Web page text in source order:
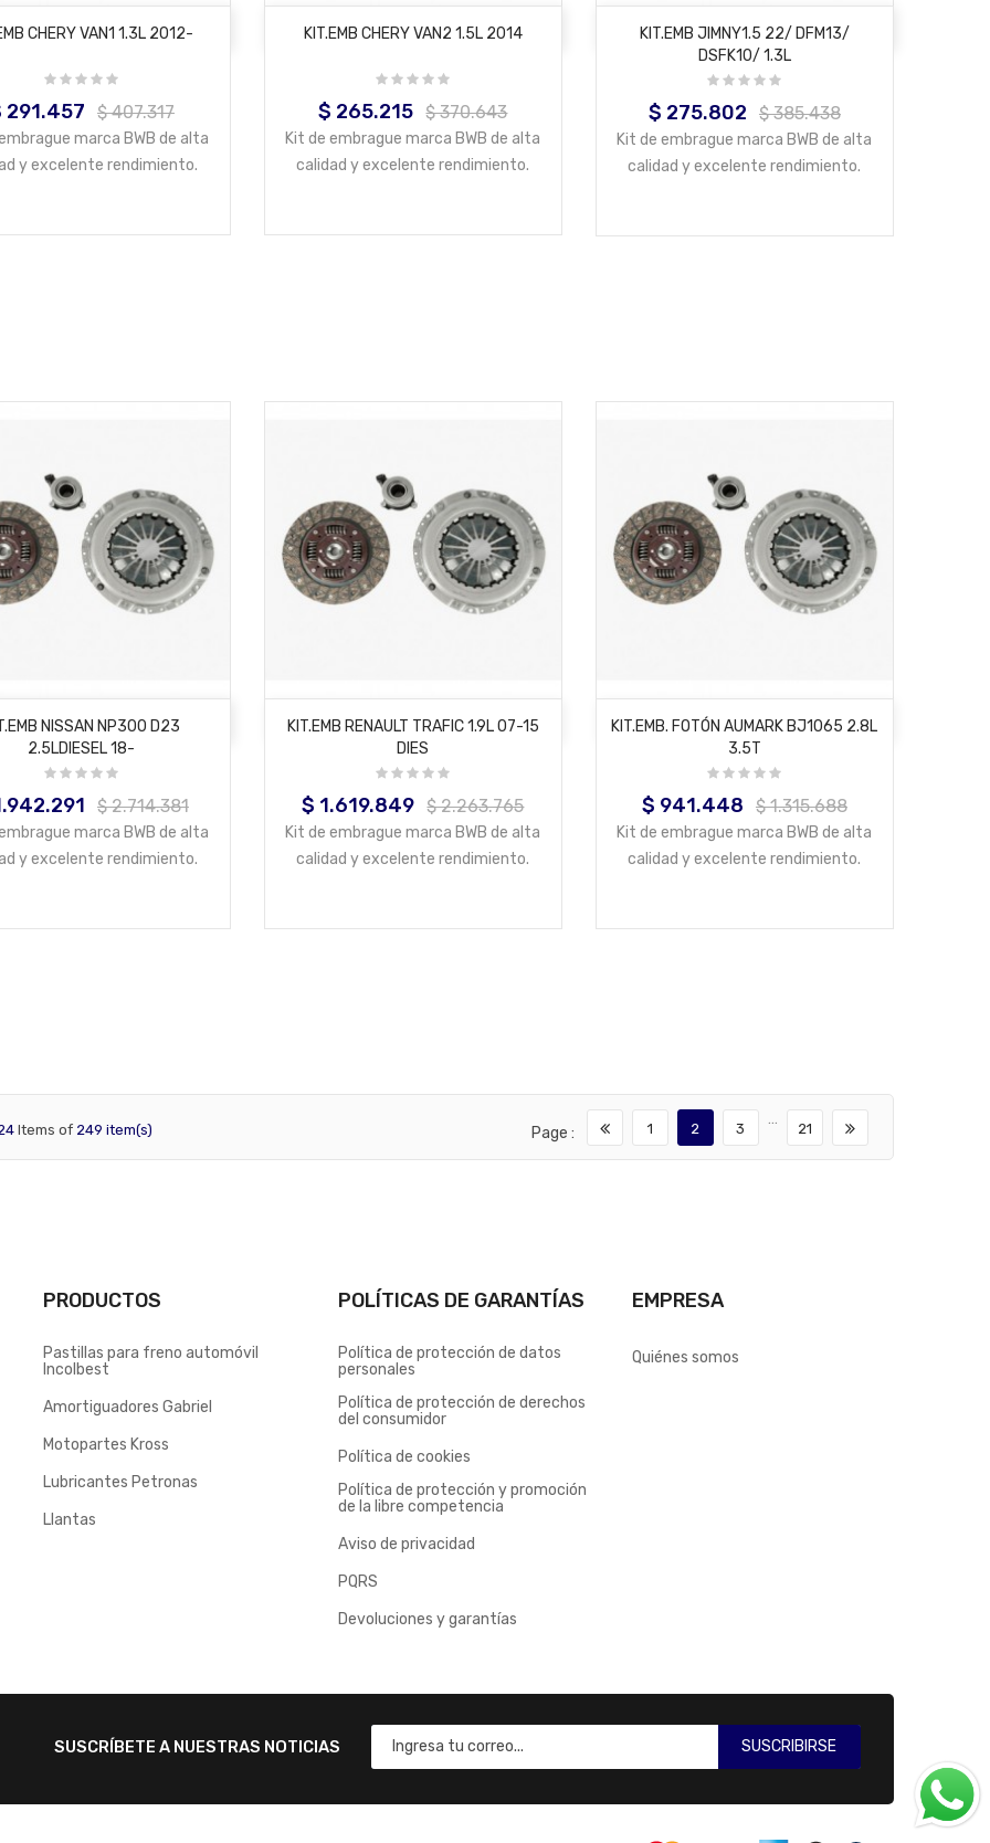
AÑADIR AL CARRITO
CHERY VAN1 1.3L 2012-
291.457
Precio
base
$ 407.317
marca BWB de alta
y excelente rendimiento.
AÑADIR AL CARRITO
KIT.EMB CHERY VAN2 1.5L 2014
Precio
$ 265.215
Precio
base
$ 370.643
Kit de embrague marca BWB de alta
calidad y excelente rendimiento.
AÑADIR AL CARRITO
KIT.EMB JIMNY1.5 22/ DFM13/
DSFK10/ 1.3L
Precio
$ 275.802
Precio
base
$ 385.438
Kit de embrague marca BWB de alta
calidad y excelente rendimiento.
AÑADIR AL CARRITO
NISSAN NP300 D23
2.5LDIESEL 18-
Precio
base
$ 2.714.381
marca BWB de alta
y excelente rendimiento.
AÑADIR AL CARRITO
KIT.EMB RENAULT TRAFIC 1.9L 07-15
DIES
Precio
$ 1.619.849
Precio
base
$ 2.263.765
Kit de embrague marca BWB de alta
calidad y excelente rendimiento.
AÑADIR AL CARRITO
KIT.EMB. FOTÓN AUMARK BJ1065 2.8L
3.5T
Precio
$ 941.448
Precio
base
$ 1.315.688
Kit de embrague marca BWB de alta
calidad y excelente rendimiento.
Items of 249 item(s) Page : 1 2 3
…
21
PRODUCTOS
Pastillas para freno automóvil
Incolbest
Amortiguadores Gabriel
Motopartes Kross
Lubricantes Petronas
Llantas
POLÍTICAS DE GARANTÍAS
Política de protección de datos
personales
Política de protección de derechos
del consumidor
Política de cookies
Política de protección y promoción
de la libre competencia
Aviso de privacidad
PQRS
Devoluciones y garantías
EMPRESA
Quiénes somos
SUSCRÍBETE A NUESTRAS NOTICIAS SUSCRIBIRSE